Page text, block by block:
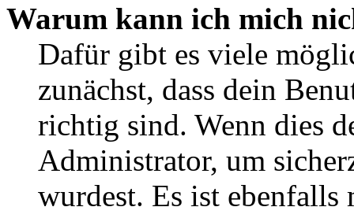
Warum kann ich mich
Dafür gibt es viele
zunächst, dass dein
richtig sind. Wenn dies
Administrator, um
wurdest. Es ist ebenfalls